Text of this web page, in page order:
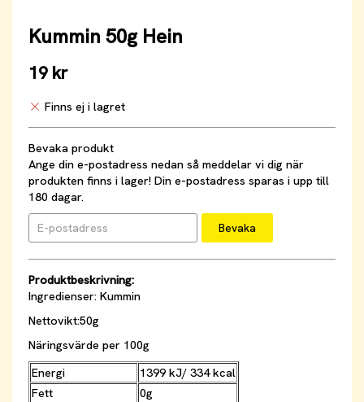
Kummin 50g Hein
19 kr
Finns ej i lagret
Bevaka produkt
Ange din e-postadress nedan så meddelar vi dig när
produkten finns i lager! Din e-postadress sparas i upp till
180 dagar.
Bevaka
Produktbeskrivning:
Ingredienser: Kummin
Nettovikt:50g
Näringsvärde per 100g
Energi
1399 kJ/ 334 kcal
Fett
0g